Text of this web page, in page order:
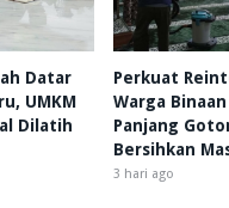
Datar
UMKM
Dilatih
Perkuat
Warga
Panjang
Bersihkan
3 hari ago